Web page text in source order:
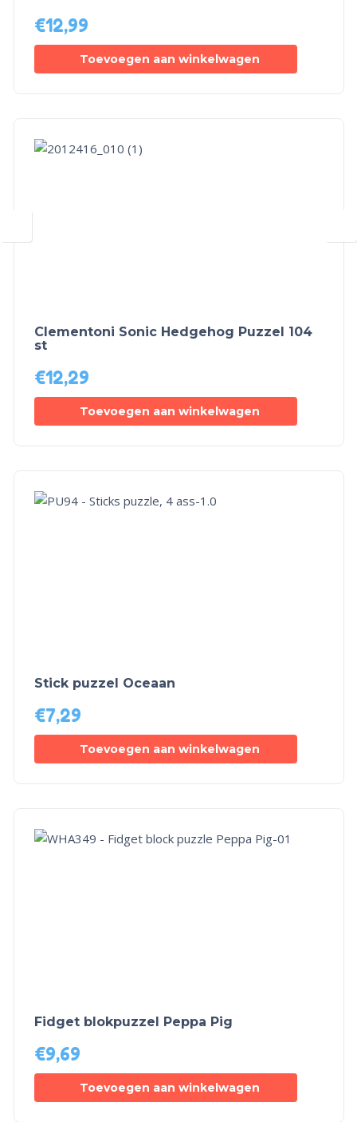
€12,99
Toevoegen aan winkelwagen
Clementoni Sonic Hedgehog Puzzel 104
st
€12,29
Toevoegen aan winkelwagen
Stick puzzel Oceaan
€7,29
Toevoegen aan winkelwagen
Fidget blokpuzzel Peppa Pig
€9,69
Toevoegen aan winkelwagen